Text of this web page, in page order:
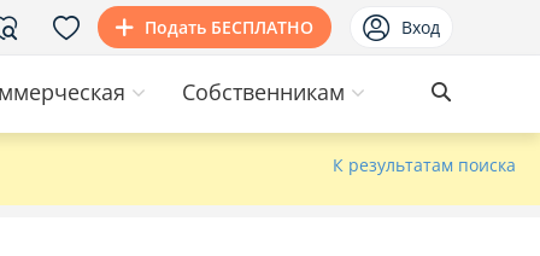
Подать БЕСПЛАТНО Вход
Собственникам
К результатам поиска